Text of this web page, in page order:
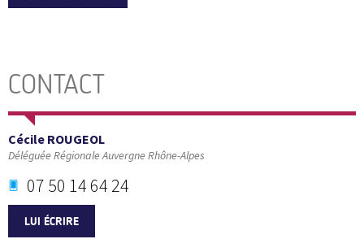
CONTACT
Cécile ROUGEOL
Déléguée Régionale Auvergne Rhône-Alpes
07 50 14 64 24
LUI ÉCRIRE